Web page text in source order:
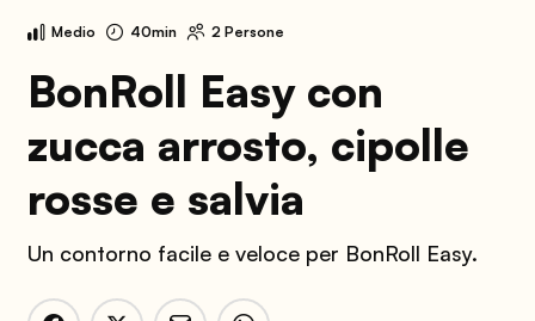
Medio 40min 2 Persone
BonRoll Easy con
zucca arrosto, cipolle
rosse e salvia
Un contorno facile e veloce per BonRoll Easy.